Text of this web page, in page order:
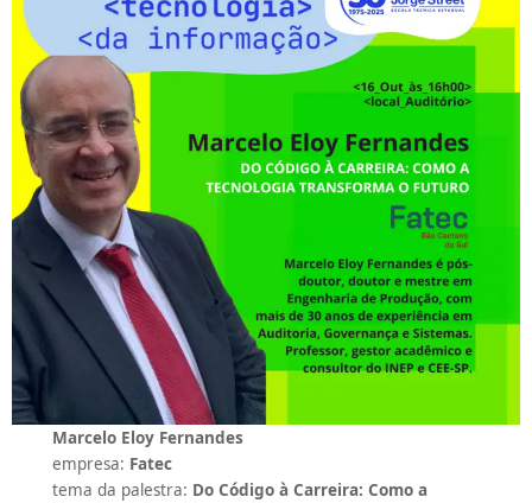
Marcelo Eloy Fernandes
empresa: Fatec
tema da palestra: Do Código à Carreira: Como a